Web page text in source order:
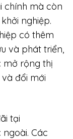
chính mà còn
nghiệp.
có thêm
và phát triển,
mở rộng thị
đổi mới
tại
Các